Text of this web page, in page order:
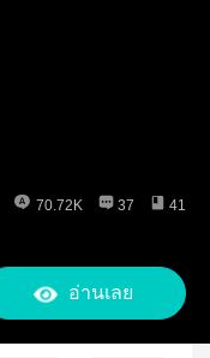
70.72K 37 41
อ่านเลย